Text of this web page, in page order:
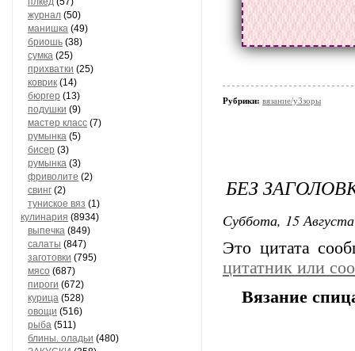
журнал (50)
манишка (49)
бриошь (38)
сумка (25)
прихватки (25)
коврик (14)
бюргер (13)
подушки (9)
мастер класс (7)
румынка (5)
бисер (3)
румынка (3)
фриволите (2)
свинг (2)
туниское вяз (1)
кулинария (8934)
выпечка (849)
салаты (847)
заготовки (795)
мясо (687)
пироги (672)
курица (528)
овощи (516)
рыба (511)
блины. оладьи (480)
Рубрики: вязание/у3зоры
БЕЗ
Суббота, 15
Это цитата
цитатник или
Вязание